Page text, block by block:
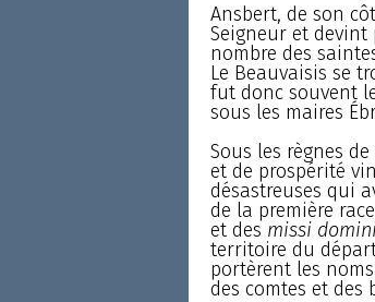
Ansbert, de son
Seigneur et devint
nombre des
Le Beauvaisis se
fut donc souvent
sous les maires
Sous les règnes
et de prospérité
désastreuses qui
de la première
et des missi
territoire du
portèrent les
des comtes et des